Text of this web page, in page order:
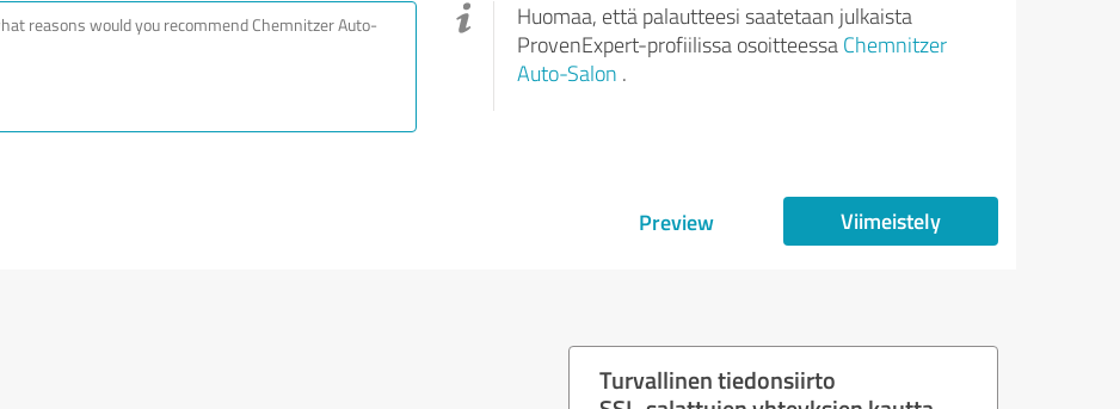
Huomaa, että palautteesi saatetaan julkaista
ProvenExpert-profiilissa osoitteessa Chemnitzer
Auto-Salon .
Preview Viimeistely
Turvallinen tiedonsiirto